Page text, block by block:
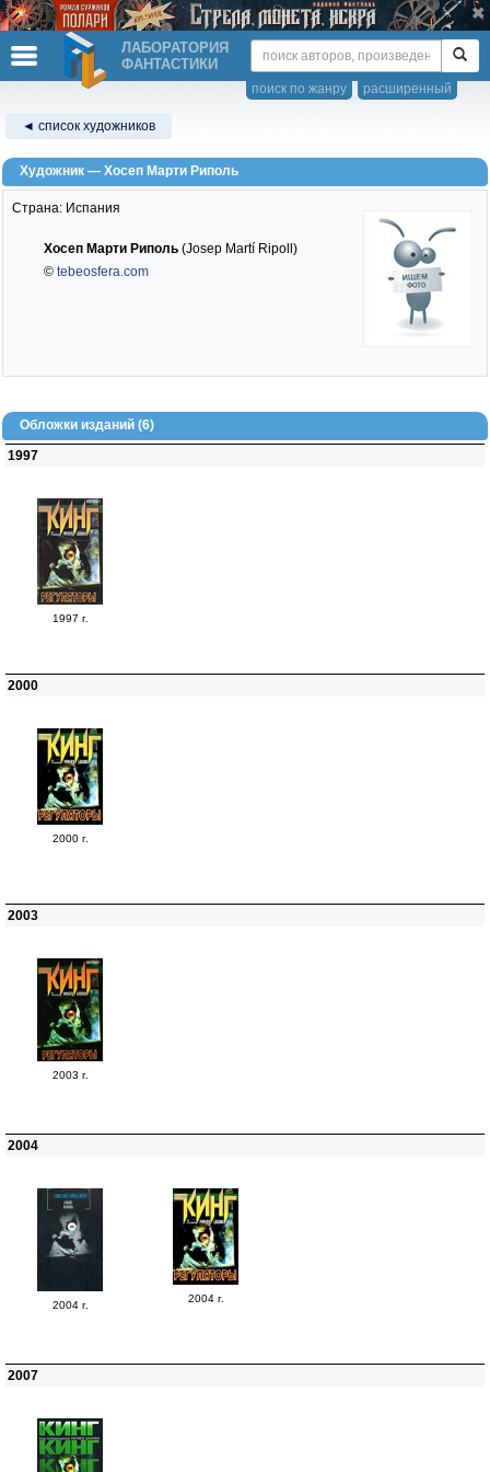
ЛАБОРАТОРИЯ
ФАНТАСТИКИ
расширенный
поиск по жанру
◄ список художников
Художник — Хосеп Марти Риполь
Страна: Испания
Хосеп Марти Риполь(Josep Martí Ripoll)
© tebeosfera.com
Обложки изданий (6)
1997
1997 г.
2000
2000 г.
2003
2003 г.
2004
2004 г.
2004 г.
2007